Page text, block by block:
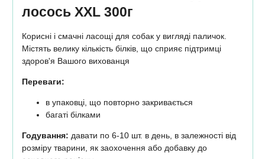
лосось XXL 300г
Корисні і смачні ласощі для собак у вигляді паличок.
Містять велику кількість білків, що сприяє підтримці
здоров'я Вашого вихованця
Переваги:
в упаковці, що повторно закривається
багаті білками
Годування: давати по 6-10 шт. в день, в залежності від
розміру тварини, як заохочення або добавку до